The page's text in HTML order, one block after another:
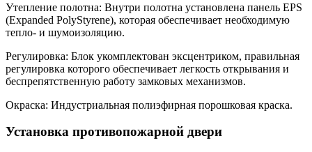
Утепление полотна: Внутри полотна установлена панель EPS
(Expanded PolyStyrene), которая обеспечивает необходимую
тепло- и шумоизоляцию.
Регулировка: Блок укомплектован эксцентриком, правильная
регулировка которого обеспечивает легкость открывания и
беспрепятственную работу замковых механизмов.
Окраска: Индустриальная полиэфирная порошковая краска.
Установка противопожарной двери